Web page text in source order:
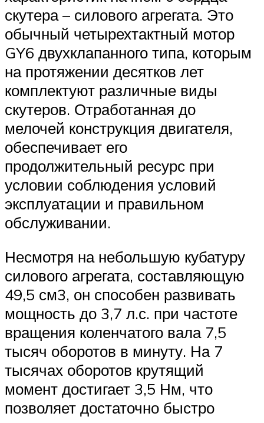
скутера – силового агрегата. Это
обычный четырехтактный мотор
GY6 двухклапанного типа, которым
на протяжении десятков лет
комплектуют различные виды
скутеров. Отработанная до
мелочей конструкция двигателя,
обеспечивает его
продолжительный ресурс при
условии соблюдения условий
эксплуатации и правильном
обслуживании.
Несмотря на небольшую кубатуру
силового агрегата, составляющую
49,5 см3, он способен развивать
мощность до 3,7 л.с. при частоте
вращения коленчатого вала 7,5
тысяч оборотов в минуту. На 7
тысячах оборотов крутящий
момент достигает 3,5 Нм, что
позволяет достаточно быстро